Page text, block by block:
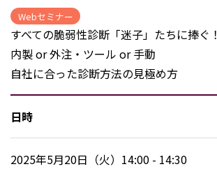
Webセミナー
すべての脆弱性診断「迷子」たちに捧ぐ！
内製 or 外注・ツール or 手動
自社に合った診断方法の見極め方
日時
2025年5月20日（火）14:00 - 14:30